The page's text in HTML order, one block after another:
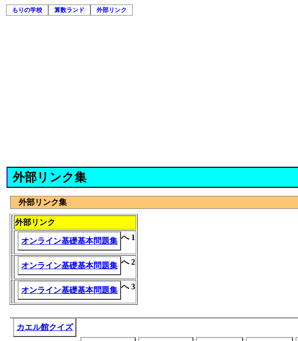
もりの学校 算数ランド 外部リンク
外部リンク集
外部リンク集
外部リンク
オンライン基礎基本問題集 へ 1
オンライン基礎基本問題集 へ 2
オンライン基礎基本問題集 へ 3
カエル館クイズ